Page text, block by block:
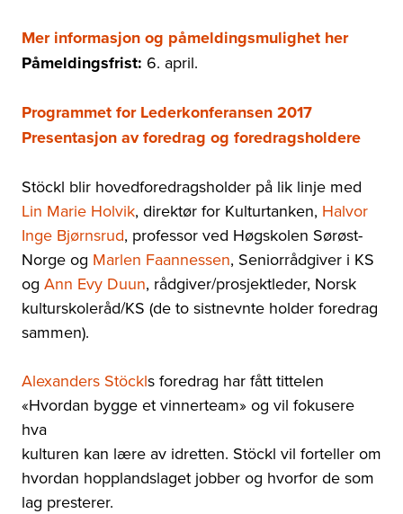
Mer informasjon og påmeldingsmulighet her
Påmeldingsfrist: 6. april.
Programmet for Lederkonferansen 2017
Presentasjon av foredrag og foredragsholdere
Stöckl blir hovedforedragsholder på lik linje med
Lin Marie Holvik, direktør for Kulturtanken, Halvor
Inge Bjørnsrud, professor ved Høgskolen Sørøst-
Norge og Marlen Faannessen, Seniorrådgiver i KS
og Ann Evy Duun, rådgiver/prosjektleder, Norsk
kulturskoleråd/KS (de to sistnevnte holder foredrag
sammen).
Alexanders Stöckls foredrag har fått tittelen
«Hvordan bygge et vinnerteam» og vil fokusere
hva
kulturen kan lære av idretten. Stöckl vil forteller om
hvordan hopplandslaget jobber og hvorfor de som
lag presterer.